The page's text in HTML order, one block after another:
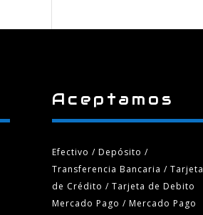
Aceptamos
Efectivo / Depósito /
Transferencia Bancaria/ Tarjeta
de Crédito / Tarjeta de Debito
Mercado Pago / Mercado Pago